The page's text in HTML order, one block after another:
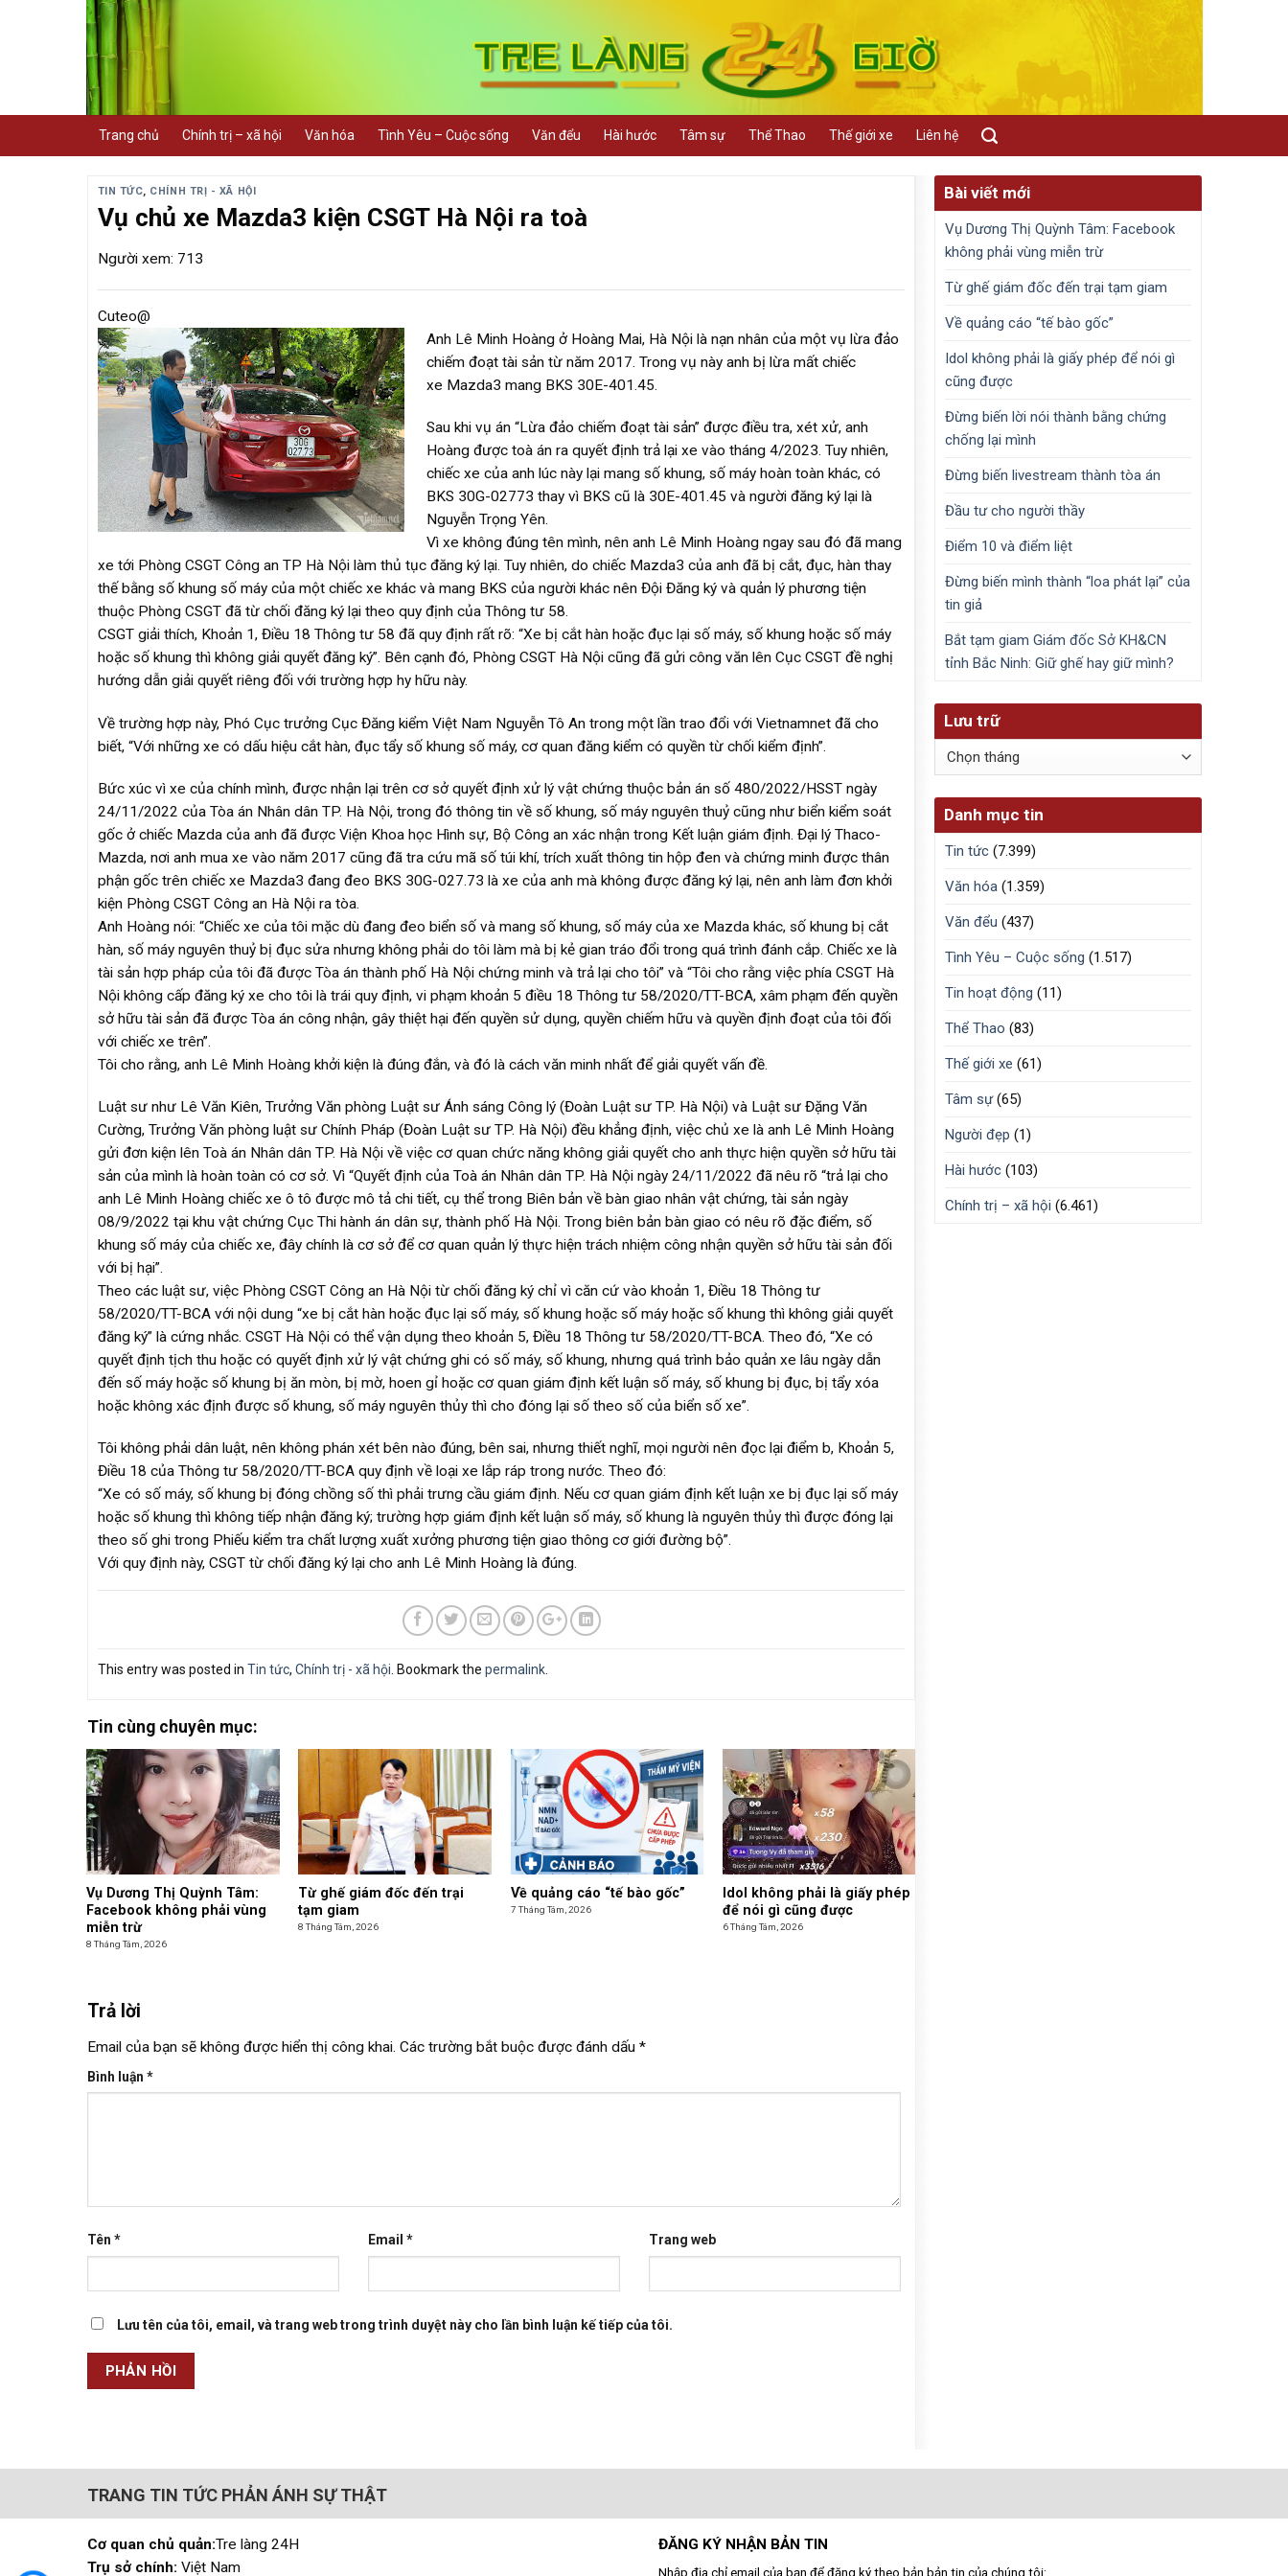
Trang chủ Chính trị – xã hội Văn hóa Tình Yêu – Cuộc sống Văn đểu Hài hước Tâm sự Thể Thao Thế giới xe Liên hệ
TIN TỨC, CHÍNH TRỊ - XÃ HỘI
Vụ chủ xe Mazda3 kiện CSGT Hà Nội ra toà
Người xem: 713
Cuteo@
Anh Lê Minh Hoàng ở Hoàng Mai, Hà Nội là nạn nhân của một vụ lừa đảo
chiếm đoạt tài sản từ năm 2017. Trong vụ này anh bị lừa mất chiếc
xe Mazda3 mang BKS 30E-401.45.
Sau khi vụ án “Lừa đảo chiếm đoạt tài sản” được điều tra, xét xử, anh
Hoàng được toà án ra quyết định trả lại xe vào tháng 4/2023. Tuy nhiên,
chiếc xe của anh lúc này lại mang số khung, số máy hoàn toàn khác, có
BKS 30G-02773 thay vì BKS cũ là 30E-401.45 và người đăng ký lại là
Nguyễn Trọng Yên.
Vì xe không đúng tên mình, nên anh Lê Minh Hoàng ngay sau đó đã mang
xe tới Phòng CSGT Công an TP Hà Nội làm thủ tục đăng ký lại. Tuy nhiên, do chiếc Mazda3 của anh đã bị cắt, đục, hàn thay
thế bằng số khung số máy của một chiếc xe khác và mang BKS của người khác nên Đội Đăng ký và quản lý phương tiện
thuộc Phòng CSGT đã từ chối đăng ký lại theo quy định của Thông tư 58.
CSGT giải thích, Khoản 1, Điều 18 Thông tư 58 đã quy định rất rõ: “Xe bị cắt hàn hoặc đục lại số máy, số khung hoặc số máy
hoặc số khung thì không giải quyết đăng ký”. Bên cạnh đó, Phòng CSGT Hà Nội cũng đã gửi công văn lên Cục CSGT đề nghị
hướng dẫn giải quyết riêng đối với trường hợp hy hữu này.
Về trường hợp này, Phó Cục trưởng Cục Đăng kiểm Việt Nam Nguyễn Tô An trong một lần trao đổi với Vietnamnet đã cho
biết, “Với những xe có dấu hiệu cắt hàn, đục tẩy số khung số máy, cơ quan đăng kiểm có quyền từ chối kiểm định”.
Bức xúc vì xe của chính mình, được nhận lại trên cơ sở quyết định xử lý vật chứng thuộc bản án số 480/2022/HSST ngày
24/11/2022 của Tòa án Nhân dân TP. Hà Nội, trong đó thông tin về số khung, số máy nguyên thuỷ cũng như biển kiểm soát
gốc ở chiếc Mazda của anh đã được Viện Khoa học Hình sự, Bộ Công an xác nhận trong Kết luận giám định. Đại lý Thaco-
Mazda, nơi anh mua xe vào năm 2017 cũng đã tra cứu mã số túi khí, trích xuất thông tin hộp đen và chứng minh được thân
phận gốc trên chiếc xe Mazda3 đang đeo BKS 30G-027.73 là xe của anh mà không được đăng ký lại, nên anh làm đơn khởi
kiện Phòng CSGT Công an Hà Nội ra tòa.
Anh Hoàng nói: “Chiếc xe của tôi mặc dù đang đeo biển số và mang số khung, số máy của xe Mazda khác, số khung bị cắt
hàn, số máy nguyên thuỷ bị đục sửa nhưng không phải do tôi làm mà bị kẻ gian tráo đổi trong quá trình đánh cắp. Chiếc xe là
tài sản hợp pháp của tôi đã được Tòa án thành phố Hà Nội chứng minh và trả lại cho tôi” và “Tôi cho rằng việc phía CSGT Hà
Nội không cấp đăng ký xe cho tôi là trái quy định, vi phạm khoản 5 điều 18 Thông tư 58/2020/TT-BCA, xâm phạm đến quyền
sở hữu tài sản đã được Tòa án công nhận, gây thiệt hại đến quyền sử dụng, quyền chiếm hữu và quyền định đoạt của tôi đối
với chiếc xe trên”.
Tôi cho rằng, anh Lê Minh Hoàng khởi kiện là đúng đắn, và đó là cách văn minh nhất để giải quyết vấn đề.
Luật sư như Lê Văn Kiên, Trưởng Văn phòng Luật sư Ánh sáng Công lý (Đoàn Luật sư TP. Hà Nội) và Luật sư Đặng Văn
Cường, Trưởng Văn phòng luật sư Chính Pháp (Đoàn Luật sư TP. Hà Nội) đều khẳng định, việc chủ xe là anh Lê Minh Hoàng
gửi đơn kiện lên Toà án Nhân dân TP. Hà Nội về việc cơ quan chức năng không giải quyết cho anh thực hiện quyền sở hữu tài
sản của mình là hoàn toàn có cơ sở. Vì “Quyết định của Toà án Nhân dân TP. Hà Nội ngày 24/11/2022 đã nêu rõ “trả lại cho
anh Lê Minh Hoàng chiếc xe ô tô được mô tả chi tiết, cụ thể trong Biên bản về bàn giao nhân vật chứng, tài sản ngày
08/9/2022 tại khu vật chứng Cục Thi hành án dân sự, thành phố Hà Nội. Trong biên bản bàn giao có nêu rõ đặc điểm, số
khung số máy của chiếc xe, đây chính là cơ sở để cơ quan quản lý thực hiện trách nhiệm công nhận quyền sở hữu tài sản đối
với bị hại”.
Theo các luật sư, việc Phòng CSGT Công an Hà Nội từ chối đăng ký chỉ vì căn cứ vào khoản 1, Điều 18 Thông tư
58/2020/TT-BCA với nội dung “xe bị cắt hàn hoặc đục lại số máy, số khung hoặc số máy hoặc số khung thì không giải quyết
đăng ký” là cứng nhắc. CSGT Hà Nội có thể vận dụng theo khoản 5, Điều 18 Thông tư 58/2020/TT-BCA. Theo đó, “Xe có
quyết định tịch thu hoặc có quyết định xử lý vật chứng ghi có số máy, số khung, nhưng quá trình bảo quản xe lâu ngày dẫn
đến số máy hoặc số khung bị ăn mòn, bị mờ, hoen gỉ hoặc cơ quan giám định kết luận số máy, số khung bị đục, bị tẩy xóa
hoặc không xác định được số khung, số máy nguyên thủy thì cho đóng lại số theo số của biển số xe”.
Tôi không phải dân luật, nên không phán xét bên nào đúng, bên sai, nhưng thiết nghĩ, mọi người nên đọc lại điểm b, Khoản 5,
Điều 18 của Thông tư 58/2020/TT-BCA quy định về loại xe lắp ráp trong nước. Theo đó:
“Xe có số máy, số khung bị đóng chồng số thì phải trưng cầu giám định. Nếu cơ quan giám định kết luận xe bị đục lại số máy
hoặc số khung thì không tiếp nhận đăng ký; trường hợp giám định kết luận số máy, số khung là nguyên thủy thì được đóng lại
theo số ghi trong Phiếu kiểm tra chất lượng xuất xưởng phương tiện giao thông cơ giới đường bộ”.
Với quy định này, CSGT từ chối đăng ký lại cho anh Lê Minh Hoàng là đúng.
This entry was posted in Tin tức, Chính trị - xã hội . Bookmark the permalink.
Tin cùng chuyên mục:
Vụ Dương Thị Quỳnh Tâm:
Facebook không phải vùng
miễn trừ
8 Tháng Tám, 2026
Từ ghế giám đốc đến trại
tạm giam
8 Tháng Tám, 2026
Về quảng cáo “tế bào gốc”
7 Tháng Tám, 2026
Idol không phải là giấy phép
để nói gì cũng được
6 Tháng Tám, 2026
Trả lời
Email của bạn sẽ không được hiển thị công khai. Các trường bắt buộc được đánh dấu *
Bình luận *
Tên * Email * Trang web
Lưu tên của tôi, email, và trang web trong trình duyệt này cho lần bình luận kế tiếp của tôi.
Bài viết mới
Vụ Dương Thị Quỳnh Tâm: Facebook
không phải vùng miễn trừ
Từ ghế giám đốc đến trại tạm giam
Về quảng cáo “tế bào gốc”
Idol không phải là giấy phép để nói gì
cũng được
Đừng biến lời nói thành bằng chứng
chống lại mình
Đừng biến livestream thành tòa án
Đầu tư cho người thầy
Điểm 10 và điểm liệt
Đừng biến mình thành “loa phát lại” của
tin giả
Bắt tạm giam Giám đốc Sở KH&CN
tỉnh Bắc Ninh: Giữ ghế hay giữ mình?
Lưu trữ
Lưu
Danh mục tin
Tin tức (7.399)
Văn hóa (1.359)
Văn đểu (437)
Tình Yêu – Cuộc sống (1.517)
Tin hoạt động (11)
Thể Thao (83)
Thế giới xe (61)
Tâm sự(65)
Người đẹp (1)
Hài hước (103)
Chính trị – xã hội (6.461)
TRANG TIN TỨC PHẢN ÁNH SỰ THẬT
Cơ quan chủ quản:Tre làng 24H
Trụ sở chính: Việt Nam
ĐĂNG KÝ NHẬN BẢN TIN
Nhập địa chỉ email của bạn để đăng ký theo bản bản tin của chúng tôi: